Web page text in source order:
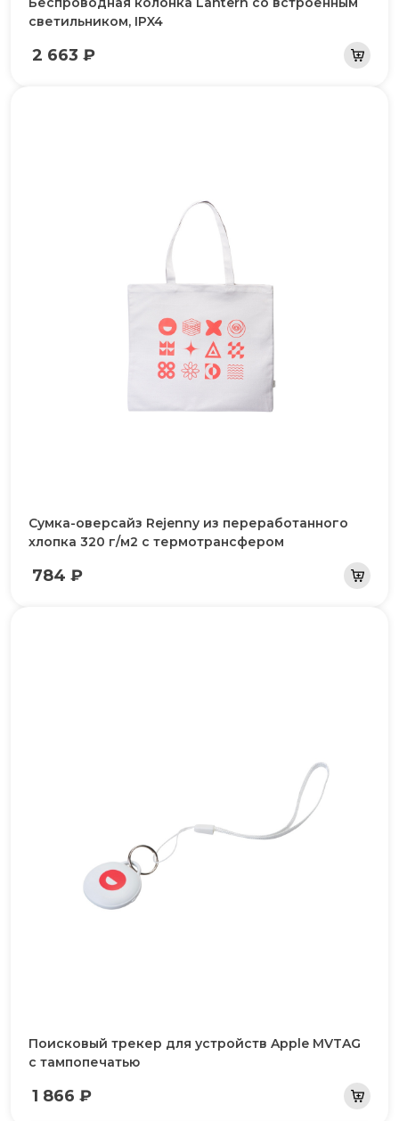
светильником, IPX4
2 663 ₽
Сумка-оверсайз Rejenny из переработанного
хлопка 320 г/м2 с термотрансфером
784 ₽
Поисковый трекер для устройств Apple MVTAG
с тампопечатью
1 866 ₽